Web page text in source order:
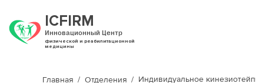
ICFIRM
Инновационный Центр
физической и реабилитационной
медицины
Главная Отделения Индивидуальное